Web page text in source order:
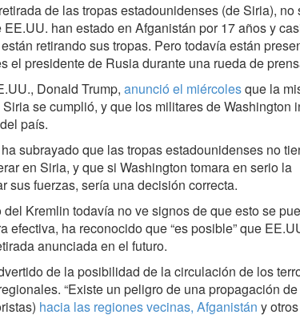
de las tropas estadounidenses (de Siria), no
han estado en Afganistán por 17 años y
retirando sus tropas. Pero todavía están
el presidente de Rusia durante una rueda de
Donald Trump, anunció el miércolesque la
se cumplió, y que los militares de Washington
país.
subrayado que las tropas estadounidenses no
en Siria, y que si Washington tomara en serio la
sus fuerzas, sería una decisión correcta.
Kremlin todavía no ve signos de que esto se
efectiva, ha reconocido que “es posible” que
anunciada en el futuro.
de la posibilidad de la circulación de los
“Existe un peligro de una propagación
hacia las regiones vecinas, Afganistán y